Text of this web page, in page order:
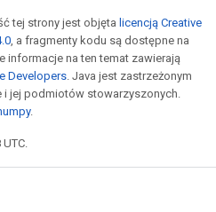
tej strony jest objęta licencją Creative
, a fragmenty kodu są dostępne na
informacje na ten temat zawierają
Developers. Java jest zastrzeżonym
i jej podmiotów stowarzyszonych.
.